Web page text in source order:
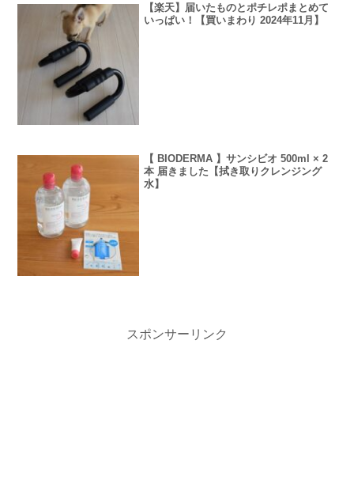
【楽天】届いたものとポチレポまとめて
いっぱい！【買いまわり 2024年11月】
【 BIODERMA 】サンシビオ 500ml × 2
本 届きました【拭き取りクレンジング
水】
スポンサーリンク